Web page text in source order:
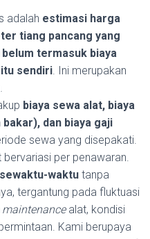
adalah estimasi harga
tiang pancang yang
belum termasuk biaya
sendiri . Ini merupakan
biaya sewa alat, biaya
dan biaya gaji
sewa yang disepakati.
per penawaran.
waktu tanpa
tergantung pada fluktuasi
maintenancealat, kondisi
Kami berupaya